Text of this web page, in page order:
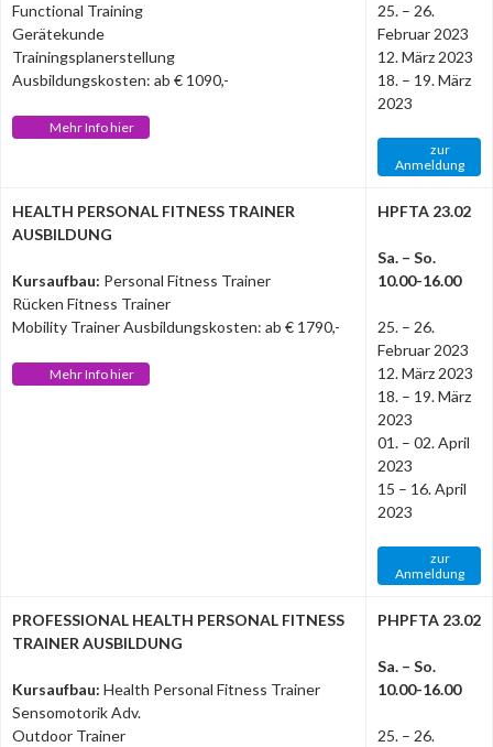
Functional Training
Gerätekunde
Trainingsplanerstellung
Ausbildungskosten: ab € 1090,-
Mehr Info hier
25. – 26.
Februar 2023
12. März 2023
18. – 19. März
2023
zur
Anmeldung
HEALTH PERSONAL FITNESS TRAINER
AUSBILDUNG
Kursaufbau: Personal Fitness Trainer
Rücken Fitness Trainer
Mobility Trainer Ausbildungskosten: ab € 1790,-
Mehr Info hier
HPFTA 23.02
Sa. – So.
10.00-16.00
25. – 26.
Februar 2023
12. März 2023
18. – 19. März
2023
01. – 02. April
2023
15 – 16. April
2023
zur
Anmeldung
PROFESSIONAL HEALTH PERSONAL FITNESS
TRAINER AUSBILDUNG
Kursaufbau: Health Personal Fitness Trainer
Sensomotorik Adv.
Outdoor Trainer
PHPFTA 23.02
Sa. – So.
10.00-16.00
25. – 26.